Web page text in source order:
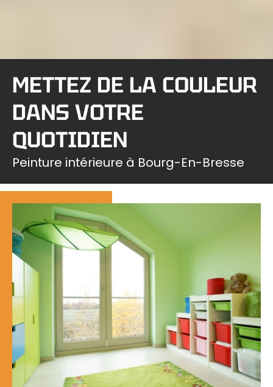
Peinture intérieure à Bourg-En-Bresse
METTEZ DE LA COULEUR
DANS VOTRE
QUOTIDIEN